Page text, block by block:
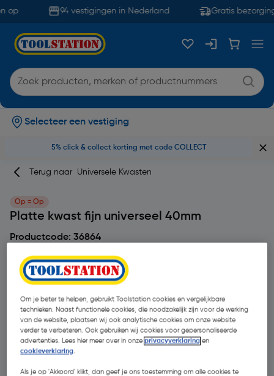
op 94 vestigingen in Nederland Gratis
Selecteer een vestiging
5% click & collect korting met code COLLECT
Terug naar Universele Kwasten
Op = Op
Platte kwast fijn universeel 40mm
Productcode: 36864
1 beoordeling(en)
Om je beter te helpen, gebruikt Toolstation cookies en vergelijkbare
technieken. Naast functionele cookies, die noodzakelijk zijn voor de werking
van de website, plaatsen wij ook analytische cookies om onze website
verder te verbeteren. Ook gebruiken wij cookies voor gepersonaliseerde
advertenties. Lees hier meer over in onzeprivacyverklaring en
cookieverklaring.
Als je op 'Akkoord' klikt, dan geef je ons toestemming om alle cookies te